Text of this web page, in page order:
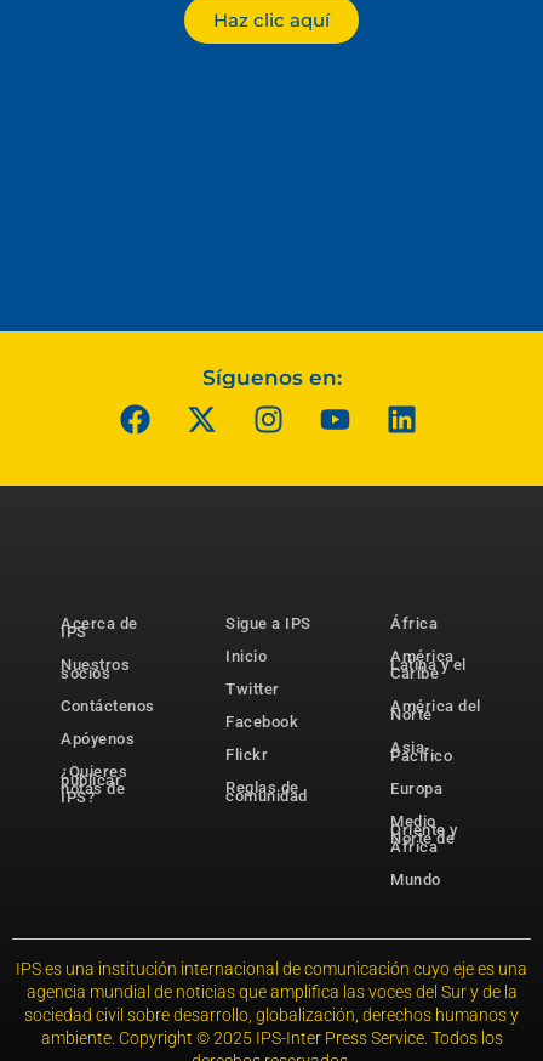
Haz clic aquí
Síguenos en:
Acerca de
IPS
Nuestros
socios
Contáctenos
Apóyenos
¿Quieres
publicar
notas de
IPS?
Sigue a IPS
Inicio
Twitter
Facebook
Flickr
Reglas de
comunidad
África
América
Latina y el
Caribe
América del
Norte
Asia-
Pacífico
Europa
Medio
Oriente y
Norte de
África
Mundo
IPS es una institución internacional de comunicación cuyo eje es una
agencia mundial de noticias que amplifica las voces del Sur y de la
sociedad civil sobre desarrollo, globalización, derechos humanos y
ambiente. Copyright © 2025 IPS-Inter Press Service. Todos los